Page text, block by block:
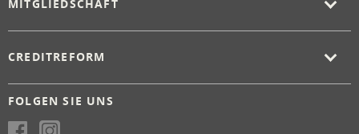
MITGLIEDSCHAFT
CREDITREFORM
FOLGEN SIE UNS